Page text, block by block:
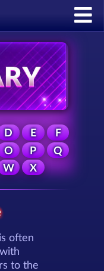
D E
F
O P
Q
W X
often
to the